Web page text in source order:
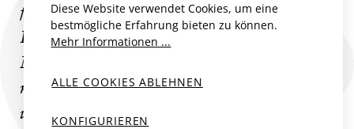
fesselnd im Glas. Mit Mut zur Kante und
Liebe zum Detail entstehen hier
Meisterwerke, die begeistern und lange
nachklingen. Ein Weingut, das Emotion
und Handwerk in jeder Flasche vereint.
Diese Website verwendet Cookies, um eine
bestmögliche Erfahrung bieten zu können.
Mehr Informationen ...
ALLE COOKIES ABLEHNEN
KONFIGURIEREN